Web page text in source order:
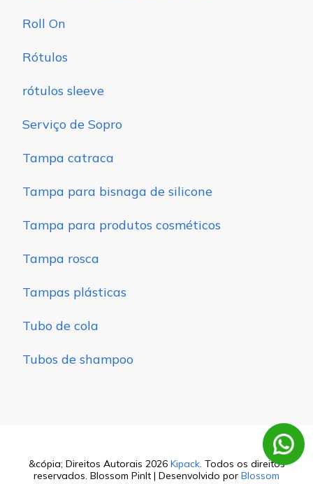
Roll On
Rótulos
rótulos sleeve
Serviço de Sopro
Tampa catraca
Tampa para bisnaga de silicone
Tampa para produtos cosméticos
Tampa rosca
Tampas plásticas
Tubo de cola
Tubos de shampoo
&cópia; Direitos Autorais 2026 Kipack. Todos os direitos
reservados. Blossom PinIt | Desenvolvido por Blossom